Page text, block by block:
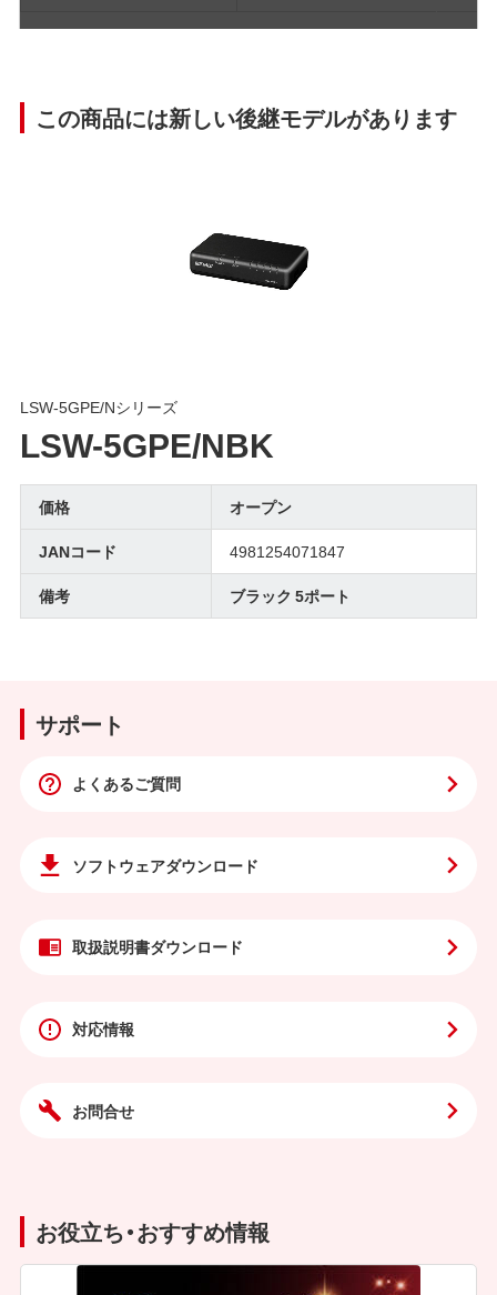
この商品には新しい後継モデルがあります
LSW-5GPE/Nシリーズ
LSW-5GPE/NBK
価格
オープン
JANコード
4981254071847
備考
ブラック 5ポート
サポート
よくあるご質問
ソフトウェアダウンロード
取扱説明書ダウンロード
対応情報
お問合せ
お役立ち・おすすめ情報